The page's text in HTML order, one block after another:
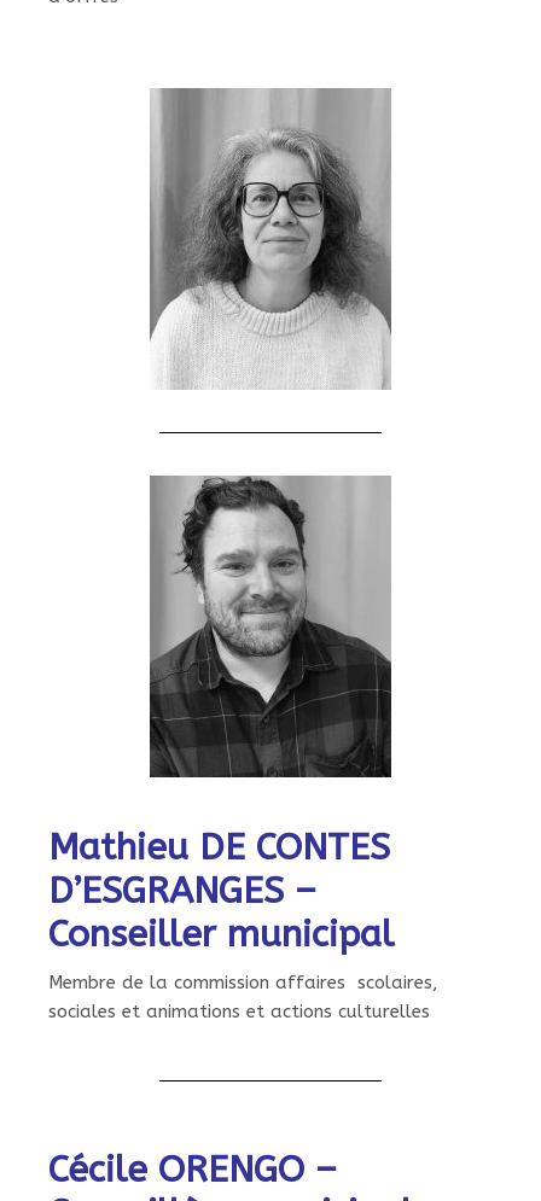
Mathieu DE CONTES
D’ESGRANGES –
Conseiller municipal
Membre de la commission affaires scolaires,
sociales et animations et actions culturelles
Cécile ORENGO –